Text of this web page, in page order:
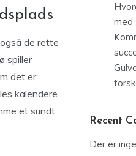
de rette
spiller
det er
kalendere
et sundt
med
Recent
Der er